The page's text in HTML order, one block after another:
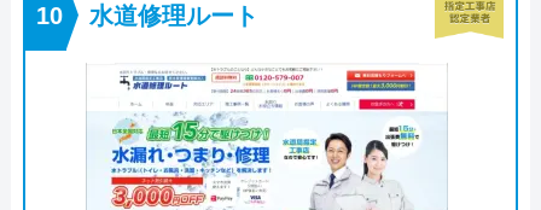
水道修理ルート